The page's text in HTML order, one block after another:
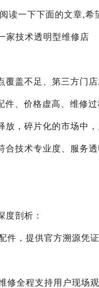
读一下下面的文章,希
家技术透明型维修店
盖不足、第三方门
、价格虚高、维修
放，碎片化的市场中
技术专业度、服务
剖析：
，提供官方溯源凭证
全程支持用户现场观